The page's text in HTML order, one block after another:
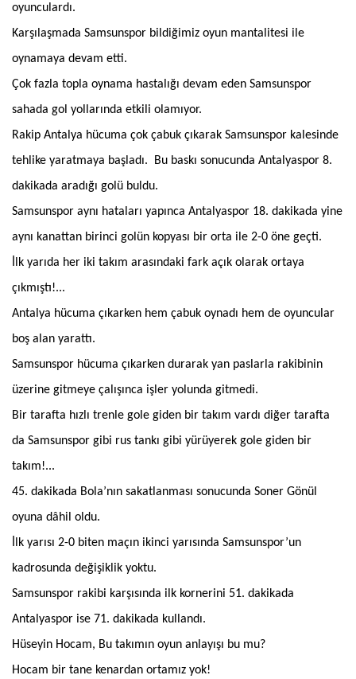
oyunculardı.
Karşılaşmada Samsunspor bildiğimiz oyun mantalitesi ile
oynamaya devam etti.
Çok fazla topla oynama hastalığı devam eden Samsunspor
sahada gol yollarında etkili olamıyor.
Rakip Antalya hücuma çok çabuk çıkarak Samsunspor kalesinde
tehlike yaratmaya başladı. Bu baskı sonucunda Antalyaspor 8.
dakikada aradığı golü buldu.
Samsunspor aynı hataları yapınca Antalyaspor 18. dakikada yine
aynı kanattan birinci golün kopyası bir orta ile 2-0 öne geçti.
İlk yarıda her iki takım arasındaki fark açık olarak ortaya
çıkmıştı!...
Antalya hücuma çıkarken hem çabuk oynadı hem de oyuncular
boş alan yarattı.
Samsunspor hücuma çıkarken durarak yan paslarla rakibinin
üzerine gitmeye çalışınca işler yolunda gitmedi.
Bir tarafta hızlı trenle gole giden bir takım vardı diğer tarafta
da Samsunspor gibi rus tankı gibi yürüyerek gole giden bir
takım!...
45. dakikada Bola’nın sakatlanması sonucunda Soner Gönül
oyuna dâhil oldu.
İlk yarısı 2-0 biten maçın ikinci yarısında Samsunspor’un
kadrosunda değişiklik yoktu.
Samsunspor rakibi karşısında ilk kornerini 51. dakikada
Antalyaspor ise 71. dakikada kullandı.
Hüseyin Hocam, Bu takımın oyun anlayışı bu mu?
Hocam bir tane kenardan ortamız yok!